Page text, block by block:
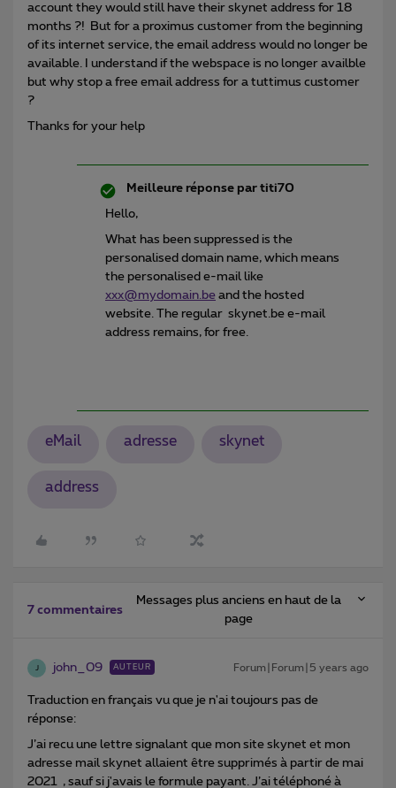
account they would still have their skynet address for 18
months ?! But for a proximus customer from the beginning
of its internet service, the email address would no longer be
available. I understand if the webspace is no longer availble
but why stop a free email address for a tuttimus customer
?
Thanks for your help
Meilleure réponse par titi70
Hello,
What has been suppressed is the
personalised domain name, which means
the personalised e-mail like
xxx@mydomain.be and the hosted
website. The regular skynet.be e-mail
address remains, for free.
eMail adresse skynet
address
7 commentaires
Messages plus anciens en haut de la
page
J john_09 AUTEUR Forum|Forum|5 years ago
Traduction en français vu que je n'ai toujours pas de
réponse:
J’ai recu une lettre signalant que mon site skynet et mon
adresse mail skynet allaient être supprimés à partir de mai
2021 , sauf si j'avais le formule payant. J’ai téléphoné à